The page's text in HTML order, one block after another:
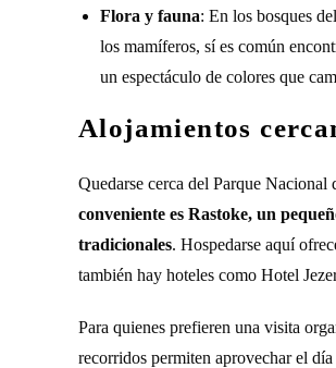
Flora y fauna: En los bosques
los mamíferos, sí es común
un espectáculo de colores que
Alojamientos
Quedarse cerca del Parque
conveniente es Rastoke, un
tradicionales. Hospedarse aquí
también hay hoteles como Hotel
Para quienes prefieren una visita
recorridos permiten aprovechar el